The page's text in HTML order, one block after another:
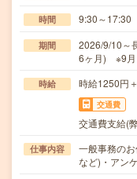
時間 9:30～17:30
期間
2026/9/10～
6ヶ月) ※9月
時給 時給1250円
交通費
交通費支給(
仕事内容
一般事務の
など)・アン